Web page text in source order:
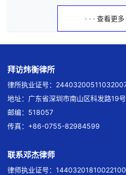
· · · 查看更多
拜访炜衡律所
律所执业证号：
地址：广东省深圳市南山区科发路19
邮编：518057
传真：+86-0755-82984599
联系邓杰律师
律师执业证号：14403201810022100